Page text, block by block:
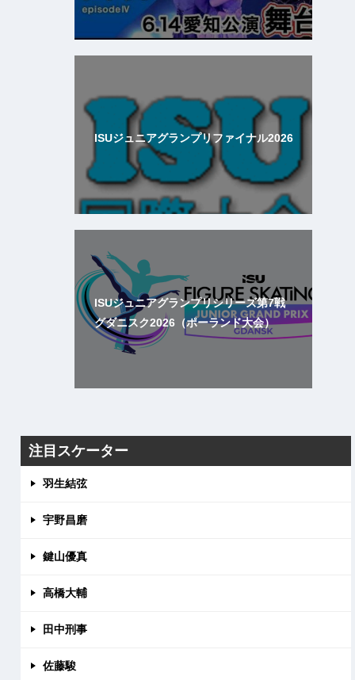
ISUジュニアグランプリファイナル2026
ISUジュニアグランプリシリーズ第7戦
グダニスク2026（ポーランド大会）
注目スケーター
羽生結弦
宇野昌磨
鍵山優真
高橋大輔
田中刑事
佐藤駿